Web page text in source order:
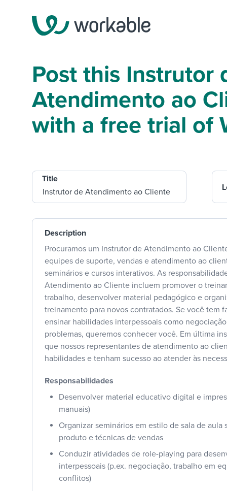
Post this Instrutor
Atendimento ao
with a free trial of
Title
Description
Procuramos um Instrutor de Atendimento ao
equipes de suporte, vendas e atendimento ao
seminários e cursos interativos. As
Atendimento ao Cliente incluem promover o
trabalho, desenvolver material pedagógico e
treinamento para novos contratados. Se você tem
ensinar habilidades interpessoais como
problemas, queremos conhecer você. Em última
que nossos representantes de atendimento ao
habilidades e tenham sucesso ao atender às
Responsabilidades
Desenvolver material educativo digital e
manuais)
Organizar seminários em estilo de sala de aula
produto e técnicas de vendas
Conduzir atividades de role-playing para
interpessoais (p.ex. negociação, trabalho em
conflitos)